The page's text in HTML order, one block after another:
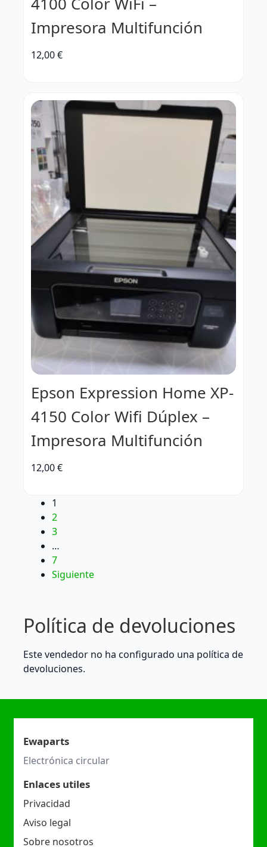
Impresora Multifunción
12,00€
Epson Expression Home XP-
4150 Color Wifi Dúplex –
Impresora Multifunción
12,00€
1
2
3
…
7
Siguiente
Política de devoluciones
Este vendedor no ha configurado una política de
devoluciones.
Ewaparts
Electrónica circular
Enlaces utiles
Privacidad
Aviso legal
Sobre nosotros